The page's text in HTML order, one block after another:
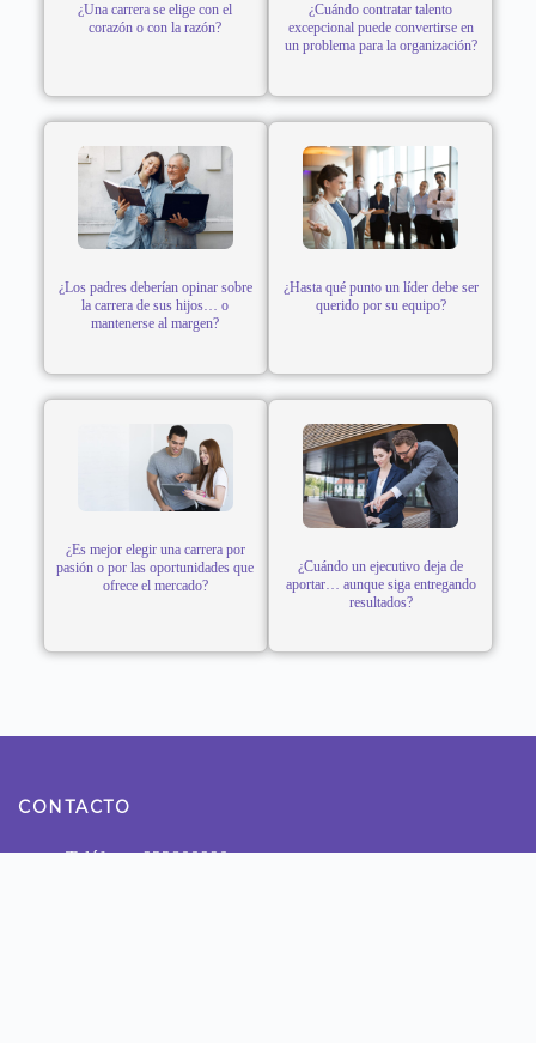
¿Una carrera se elige con el
corazón o con la razón?
¿Cuándo contratar talento
excepcional puede convertirse en
un problema para la organización?
¿Los padres deberían opinar sobre
la carrera de sus hijos… o
mantenerse al margen?
¿Hasta qué punto un líder debe ser
querido por su equipo?
¿Es mejor elegir una carrera por
pasión o por las oportunidades que
ofrece el mercado?
¿Cuándo un ejecutivo deja de
aportar… aunque siga entregando
resultados?
CONTACTO
Teléfono: 922800990